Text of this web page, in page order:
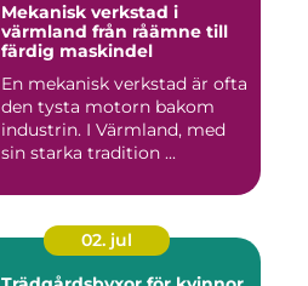
Mekanisk verkstad i
värmland från råämne till
färdig maskindel
En mekanisk verkstad är ofta
den tysta motorn bakom
industrin. I Värmland, med
sin starka tradition ...
02. jul